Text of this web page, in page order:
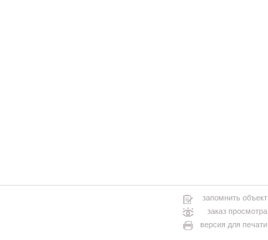
запомнить объект
заказ просмотра
версия для печати